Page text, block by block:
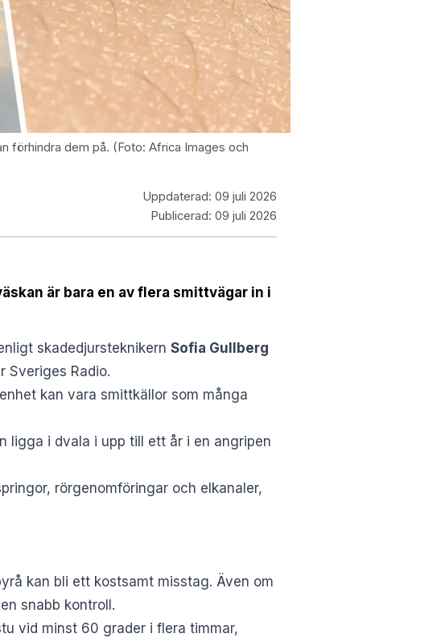
förhindra dem på. (Foto: Africa Images och
Uppdaterad: 09 juli 2026
Publicerad: 09 juli 2026
är bara en av flera smittvägar in i
skadedjursteknikern Sofia Gullberg
Sveriges Radio.
kan vara smittkällor som många
ligga i dvala i upp till ett år i en angripen
rörgenomföringar och elkanaler,
kan bli ett kostsamt misstag. Även om
snabb kontroll.
vid minst 60 grader i flera timmar,